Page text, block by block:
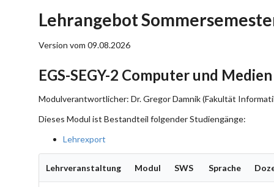
Lehrangebot
Version vom 09.08.2026
EGS-SEGY-2 Computer und
Modulverantwortlicher: Dr. Gregor Damnik (Fakultät
Dieses Modul ist Bestandteil folgender Studiengänge:
Lehrexport
Lehrveranstaltung Modul SWS Sprache